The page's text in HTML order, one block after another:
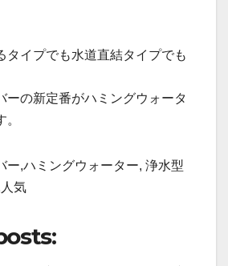
タイプでも水道直結タイプでも
ーの新定番がハミングウォータ
ー,ハミングウォーター, 浄水型
気